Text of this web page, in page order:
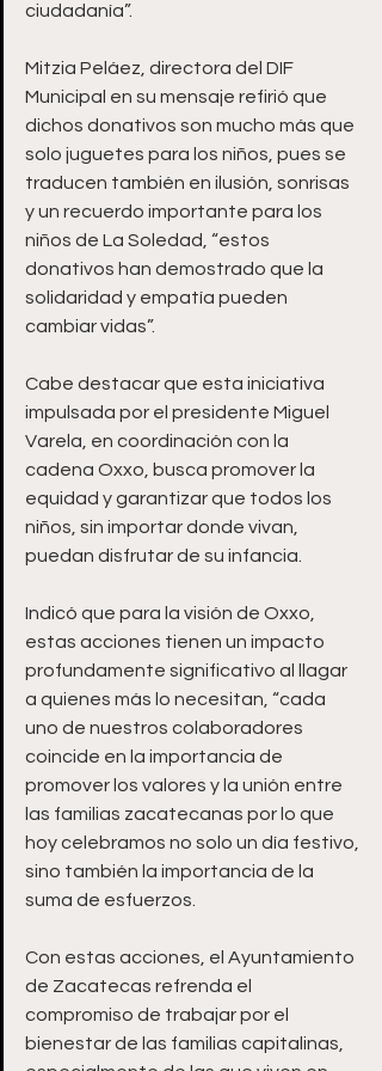
ciudadanía”.
Mitzia Peláez, directora del DIF
Municipal en su mensaje refirió que
dichos donativos son mucho más que
solo juguetes para los niños, pues se
traducen también en ilusión, sonrisas
y un recuerdo importante para los
niños de La Soledad, “estos
donativos han demostrado que la
solidaridad y empatía pueden
cambiar vidas”.
Cabe destacar que esta iniciativa
impulsada por el presidente Miguel
Varela, en coordinación con la
cadena Oxxo, busca promover la
equidad y garantizar que todos los
niños, sin importar donde vivan,
puedan disfrutar de su infancia.
Indicó que para la visión de Oxxo,
estas acciones tienen un impacto
profundamente significativo al llagar
a quienes más lo necesitan, “cada
uno de nuestros colaboradores
coincide en la importancia de
promover los valores y la unión entre
las familias zacatecanas por lo que
hoy celebramos no solo un día festivo,
sino también la importancia de la
suma de esfuerzos.
Con estas acciones, el Ayuntamiento
de Zacatecas refrenda el
compromiso de trabajar por el
bienestar de las familias capitalinas,